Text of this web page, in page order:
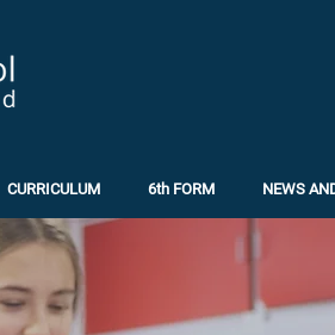
CURRICULUM 6th FORM NEWS